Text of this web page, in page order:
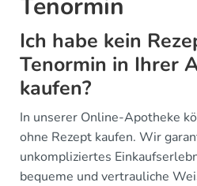
Tenormin
Ich habe kein
Tenormin in Ihrer
kaufen?
In unserer Online-Apotheke
ohne Rezept kaufen. Wir
unkompliziertes
bequeme und vertrauliche